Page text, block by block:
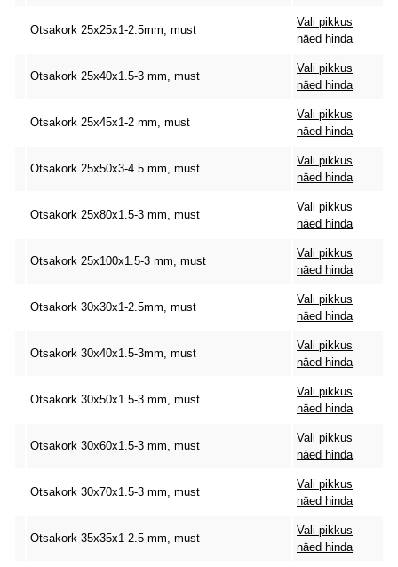
Otsakork 25x25x1-2.5mm, must
Vali pikkus
näed hinda
Otsakork 25x40x1.5-3 mm, must
Vali pikkus
näed hinda
Otsakork 25x45x1-2 mm, must
Vali pikkus
näed hinda
Otsakork 25x50x3-4.5 mm, must
Vali pikkus
näed hinda
Otsakork 25x80x1.5-3 mm, must
Vali pikkus
näed hinda
Otsakork 25x100x1.5-3 mm, must
Vali pikkus
näed hinda
Otsakork 30x30x1-2.5mm, must
Vali pikkus
näed hinda
Otsakork 30x40x1.5-3mm, must
Vali pikkus
näed hinda
Otsakork 30x50x1.5-3 mm, must
Vali pikkus
näed hinda
Otsakork 30x60x1.5-3 mm, must
Vali pikkus
näed hinda
Otsakork 30x70x1.5-3 mm, must
Vali pikkus
näed hinda
Otsakork 35x35x1-2.5 mm, must
Vali pikkus
näed hinda